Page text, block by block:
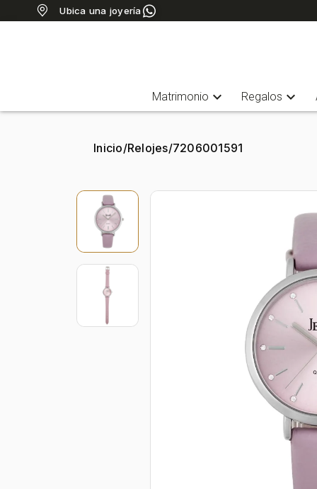
Ubica una joyería
Matrimonio expand_more Regalos expand_more
Inicio/Relojes/7206001591